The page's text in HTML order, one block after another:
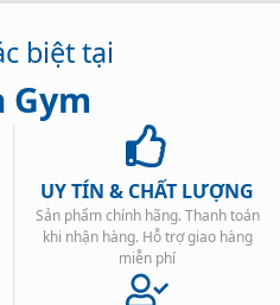
cả →
biệt tại
Gym
UY TÍN & CHẤT LƯỢNG
Sản phẩm chính hãng. Thanh toán
khi nhận hàng. Hỗ trợ giao hàng
miễn phí